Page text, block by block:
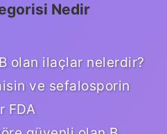
Nedir
olan ilaçlar nelerdir?
ve sefalosporin
FDA